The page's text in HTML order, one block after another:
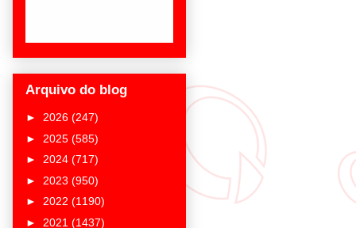
Arquivo do blog
► 2026 (247)
► 2025 (585)
► 2024 (717)
► 2023 (950)
► 2022 (1190)
► 2021 (1437)